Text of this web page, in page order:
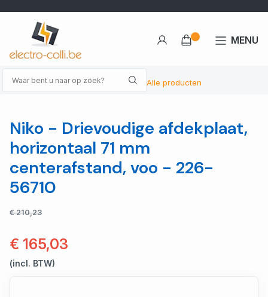
Alle producten
MENU
Niko - Drievoudige afdekplaat,
horizontaal 71 mm
centerafstand, voo - 226-
56710
€ 210,23
€ 165,03
(incl. BTW)